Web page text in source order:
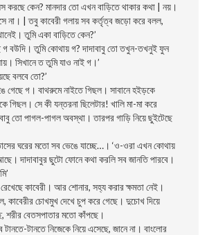
করছে কেন? মানদার তাে এখন বাড়িতে থাকার কথা | নয়।
না। | তবু কাবেরী গলায় সব কর্তৃত্ব জড়াে করে বলল,
তুমি একা বাড়িতে কেন?’
গ বউদি। তুমি কোথায় গ? দাদাবাবু তাে তখুন-তখনুই ফুন
সিখানে ত তুমি যাও নাই গ।’
বলবে তাে?’
গেছে গ। বাথরুমে নাইতে গিছল। সাবানে হইড়কে
গিছল। সে কী যন্তরনা ছিলেটার! খালি মা-মা করে
তাে পাগল-পাগল অবস্থা। তারপর গাড়ি নিয়ে ছুইটেছে
ঘরের মতাে সব ভেঙে যাচ্ছে…। ‘ও-ওরা এখন কোথায়
আছে। দাদাবাবুর ছুটো ফোনে কথা করলি সব জানতি পারবে।
কাবেরী। আর শােনার, সহ্য করার ক্ষমতা নেই।
কাবেরীর চোখমুখ দেখে চুপ করে গেছে। দুচোখ দিয়ে
শরীর বেতসপাতার মতাে কাঁপছে।
টানতে নিজেকে নিয়ে এসেছে, জানে না। বাংলাের